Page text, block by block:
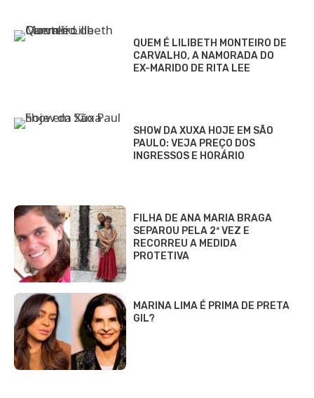
QUEM É LILIBETH MONTEIRO DE
CARVALHO, A NAMORADA DO
EX-MARIDO DE RITA LEE
SHOW DA XUXA HOJE EM SÃO
PAULO: VEJA PREÇO DOS
INGRESSOS E HORÁRIO
FILHA DE ANA MARIA BRAGA
SEPAROU PELA 2ª VEZ E
RECORREU A MEDIDA
PROTETIVA
MARINA LIMA É PRIMA DE PRETA
GIL?